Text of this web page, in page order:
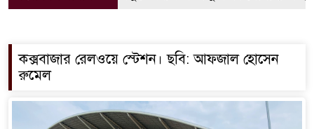
কক্সবাজার রেলওয়ে স্টেশন। ছবি: আফজাল হোসেন
রুমেল